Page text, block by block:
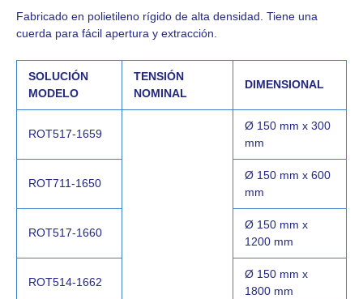
Fabricado en polietileno rígido de alta densidad. Tiene una
cuerda para fácil apertura y extracción.
SOLUCIÓN
MODELO
TENSIÓN
NOMINAL
DIMENSIONAL
ROT517-1659
Ø 150 mm x 300
mm
ROT711-1650
Ø 150 mm x 600
mm
ROT517-1660
Ø 150 mm x
1200 mm
ROT514-1662
Ø 150 mm x
1800 mm